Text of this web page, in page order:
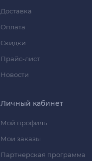
Доставка
Оплата
Скидки
Прайс-лист
Новости
Личный кабинет
Мой профиль
Мои заказы
Партнерская программа